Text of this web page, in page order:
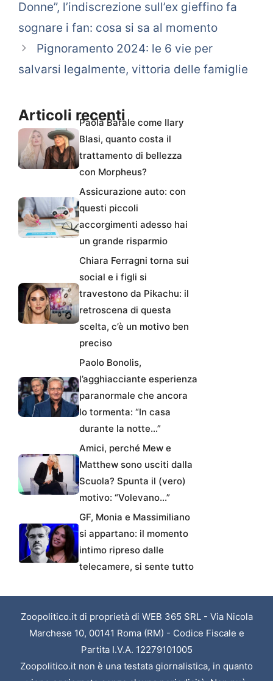
Donne”, l’indiscrezione sull’ex gieffino fa
sognare i fan: cosa si sa al momento
Pignoramento 2024: le 6 vie per
salvarsi legalmente, vittoria delle famiglie
Articoli recentiPaola Barale come Ilary
Blasi, quanto costa il
trattamento di bellezza
con Morpheus?
Assicurazione auto: con
questi piccoli
accorgimenti adesso hai
un grande risparmio
Chiara Ferragni torna sui
social e i figli si
travestono da Pikachu: il
retroscena di questa
scelta, c’è un motivo ben
preciso
Paolo Bonolis,
l’agghiacciante esperienza
paranormale che ancora
lo tormenta: “In casa
durante la notte…”
Amici, perché Mew e
Matthew sono usciti dalla
Scuola? Spunta il (vero)
motivo: “Volevano…”
GF, Monia e Massimiliano
si appartano: il momento
intimo ripreso dalle
telecamere, si sente tutto
Zoopolitico.it di proprietà di WEB 365 SRL - Via Nicola
Marchese 10, 00141 Roma (RM) - Codice Fiscale e
Partita I.V.A. 12279101005
Zoopolitico.it non è una testata giornalistica, in quanto